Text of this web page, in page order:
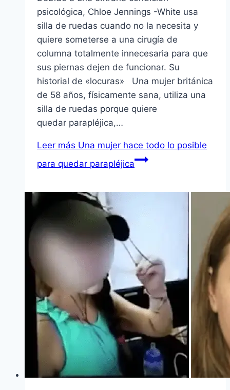
psicológica, Chloe Jennings -White usa
silla de ruedas cuando no la necesita y
quiere someterse a una cirugía de
columna totalmente innecesaria para que
sus piernas dejen de funcionar. Su
historial de «locuras» Una mujer británica
de 58 años, físicamente sana, utiliza una
silla de ruedas porque quiere
quedar parapléjica,…
Leer más Una mujer hace todo lo posible
para quedar parapléjica